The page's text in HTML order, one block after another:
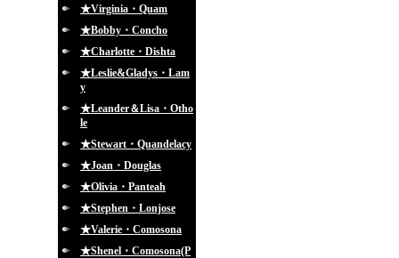
★Virginia・Quam
★Bobby・Concho
★Charlotte・Dishta
★Leslie&Gladys・Lam
y
★Leander＆Lisa・Otho
le
★Stewart・Quandelacy
★Joan・Douglas
★Olivia・Panteah
★Stephen・Lonjose
★Valerie・Comosona
★Shenel・Comosona(P